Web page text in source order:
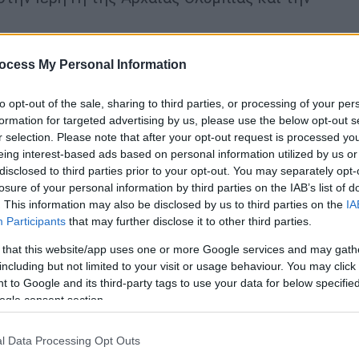
My Personal Information
opt-out of the sale, sharing to third parties, or processing of your
for targeted advertising by us, please use the below opt-out
selection. Please note that after your opt-out request is processed
interest-based ads based on personal information utilized by us
to third parties prior to your opt-out. You may separately
of your personal information by third parties on the IAB’s list of
This information may also be disclosed by us to third parties on the
Participants that may further disclose it to other third parties.
that this website/app uses one or more Google services and may
but not limited to your visit or usage behaviour. You may
to Google and its third-party tags to use your data for below
consent section.
Data Processing Opt Outs
συμμετέχουν στην απεργία -